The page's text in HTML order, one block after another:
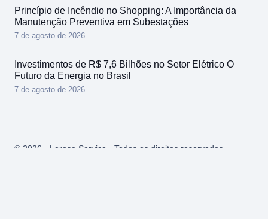
Princípio de Incêndio no Shopping: A Importância da
Manutenção Preventiva em Subestações
7 de agosto de 2026
Investimentos de R$ 7,6 Bilhões no Setor Elétrico O
Futuro da Energia no Brasil
7 de agosto de 2026
© 2026 - Lerose Service - Todos os direitos reservados